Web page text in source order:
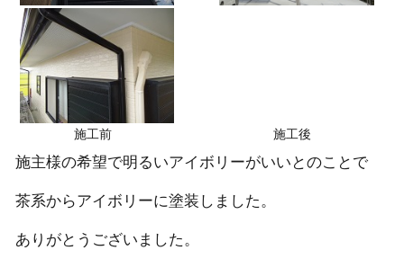
施工前 施工後
施主様の希望で明るいアイボリーがいいとのことで
茶系からアイボリーに塗装しました。
ありがとうございました。